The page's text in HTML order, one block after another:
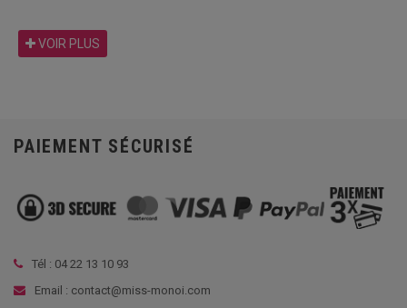
VOIR PLUS
PAIEMENT SÉCURISÉ
Tél : 04 22 13 10 93
Email : contact@miss-monoi.com